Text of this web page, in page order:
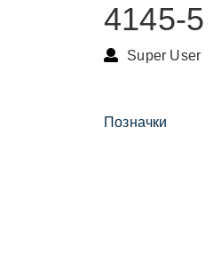
4145-5
Super User
Позначки